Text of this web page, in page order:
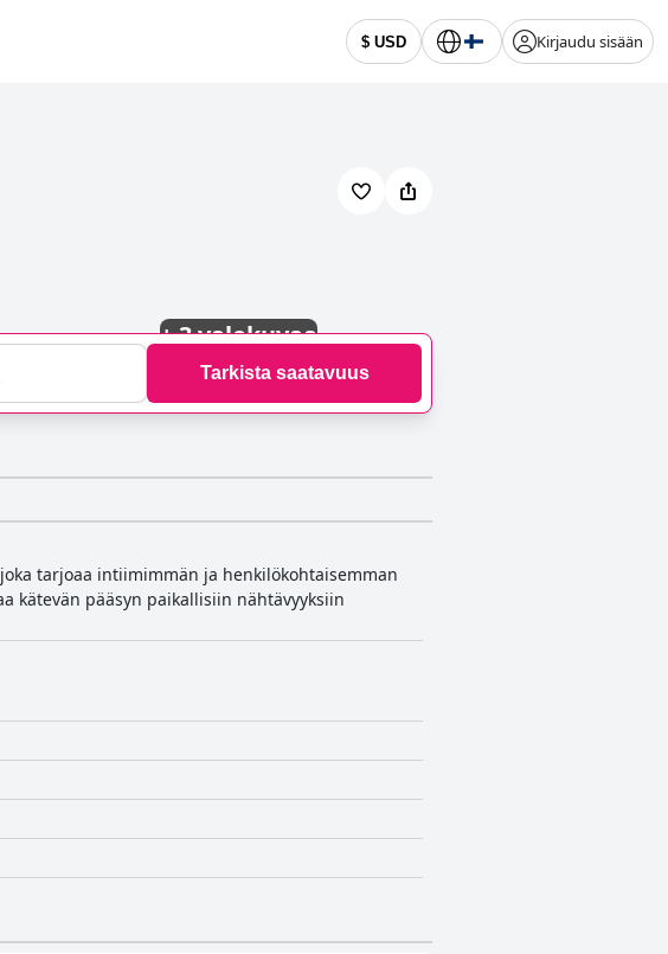
$ USD Kirjaudu sisään
+3 valokuvaa
Tarkista saatavuus
tarjoaa intiimimmän ja henkilökohtaisemman
kätevän pääsyn paikallisiin nähtävyyksiin